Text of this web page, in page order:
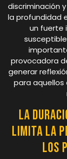
discriminación
la profundidad
un fuerte
provocadora
generar
para aquellos
La
limita la
los